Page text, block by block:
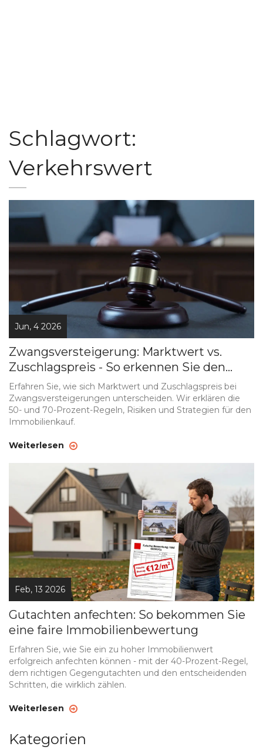
Schlagwort:
Verkehrswert
Jun, 4 2026
Zwangsversteigerung: Marktwert vs.
Zuschlagspreis - So erkennen Sie den
echten Deal
Erfahren Sie, wie sich Marktwert und Zuschlagspreis bei
Zwangsversteigerungen unterscheiden. Wir erklären die
50- und 70-Prozent-Regeln, Risiken und Strategien für den
Immobilienkauf.
Weiterlesen
Feb, 13 2026
Gutachten anfechten: So bekommen Sie
eine faire Immobilienbewertung
Erfahren Sie, wie Sie ein zu hoher Immobilienwert
erfolgreich anfechten können - mit der 40-Prozent-Regel,
dem richtigen Gegengutachten und den entscheidenden
Schritten, die wirklich zählen.
Weiterlesen
Kategorien